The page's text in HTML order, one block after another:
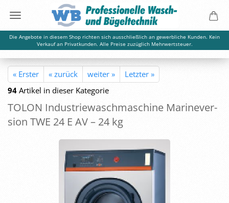
Die Angebote in diesem Shop richten sich ausschließlich an gewerbliche Kunden. Kein
Verkauf an Privatkunden. Alle Preise zuzüglich Mehrwertsteuer.
« Erster « zurück weiter »
Letzter »
94 Artikel in dieser Kategorie
TOLON In­dus­trie­wasch­ma­schi­ne Ma­ri­ne­ver­
si­on TWE 24 E AV – 24 kg